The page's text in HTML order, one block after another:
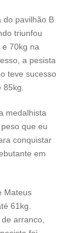
do pavilhão B
triunfou
e 70kg na
a pesista
teve sucesso
85kg.
medalhista
que eu
conquistar
em
Mateus
61kg.
arranco,